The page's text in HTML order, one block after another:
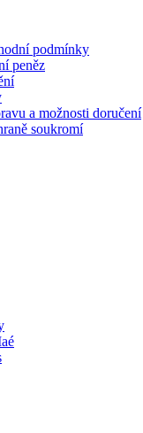
podmínky
peněz
a možnosti doručení
soukromí